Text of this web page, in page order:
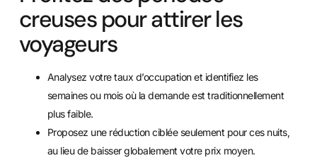
creuses pour attirer les
voyageurs
Analysez votre taux d’occupation et identifiez les
semaines ou mois où la demande est traditionnellement
plus faible.
Proposez une réduction ciblée seulement pour ces nuits,
au lieu de baisser globalement votre prix moyen.